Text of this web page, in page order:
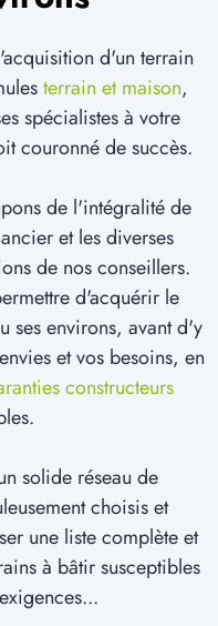
d'un terrain
terrain et maison,
spécialistes à votre
couronné de succès.
de l'intégralité de
et les diverses
de nos conseillers.
d'acquérir le
ses environs, avant d'y
et vos besoins, en
constructeurs
solide réseau de
choisis et
une liste complète et
à bâtir susceptibles